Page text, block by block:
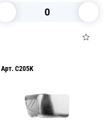
Арт. C205K